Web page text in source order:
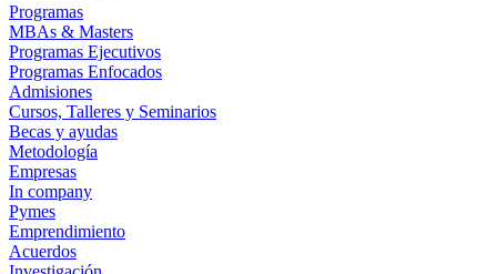
Programas
MBAs & Masters
Programas Ejecutivos
Programas Enfocados
Admisiones
Cursos, Talleres y Seminarios
Becas y ayudas
Metodología
Empresas
In company
Pymes
Emprendimiento
Acuerdos